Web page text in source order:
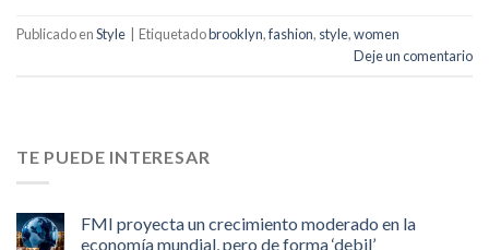
Publicado enStyle Etiquetadobrooklyn,fashion, style,women
Deje un comentario
TE PUEDE INTERESAR
FMI proyecta un crecimiento moderado en la
economía mundial, pero de forma ‘debil’